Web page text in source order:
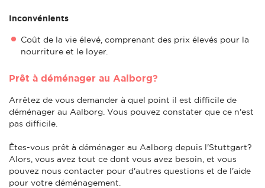
Inconvénients
Coût de la vie élevé, comprenant des prix élevés pour la
nourriture et le loyer.
Prêt à déménager au Aalborg?
Arrêtez de vous demander à quel point il est difficile de
déménager au Aalborg. Vous pouvez constater que ce n'est
pas difficile.
Êtes-vous prêt à déménager au Aalborg depuis l'Stuttgart?
Alors, vous avez tout ce dont vous avez besoin, et vous
pouvez nous contacter pour d'autres questions et de l'aide
pour votre déménagement.